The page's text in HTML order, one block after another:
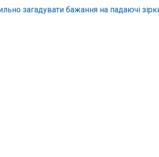
загадувати бажання на падаючі